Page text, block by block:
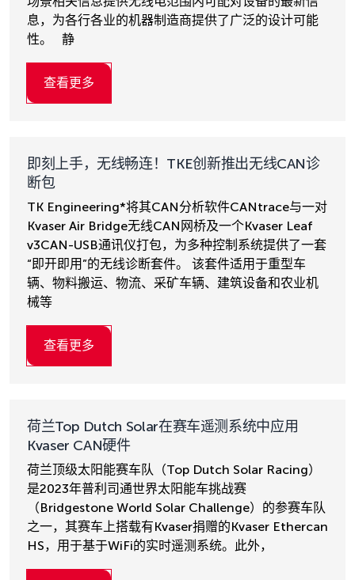
息，为各行各业的机器制造商提供了广泛的设计可能
性。 静
查看更多
即刻上手，无线畅连！TKE创新推出无线CAN诊
断包
TK Engineering*将其CAN分析软件CANtrace与一对
Kvaser Air Bridge无线CAN网桥及一个Kvaser Leaf
v3CAN-USB通讯仪打包，为多种控制系统提供了一套
“即开即用”的无线诊断套件。 该套件适用于重型车
辆、物料搬运、物流、采矿车辆、建筑设备和农业机
械等
查看更多
荷兰Top Dutch Solar在赛车遥测系统中应用
Kvaser CAN硬件
荷兰顶级太阳能赛车队（Top Dutch Solar Racing）
是2023年普利司通世界太阳能车挑战赛
（Bridgestone World Solar Challenge）的参赛车队
之一，其赛车上搭载有Kvaser捐赠的Kvaser Ethercan
HS，用于基于WiFi的实时遥测系统。此外，